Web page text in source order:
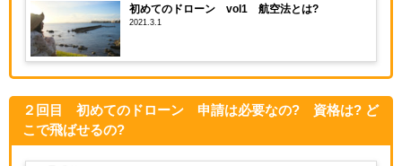
初めてのドローン vol1 航空法とは?
2021.3.1
２回目 初めてのドローン 申請は必要なの? 資格は? ど
こで飛ばせるの?